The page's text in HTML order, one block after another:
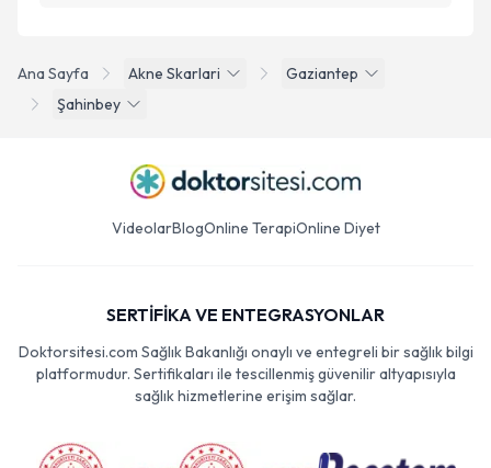
Ana Sayfa Akne Skarlari
Gaziantep
Şahinbey
VideolarBlogOnline TerapiOnline Diyet
SERTİFİKA VE ENTEGRASYONLAR
Doktorsitesi.com Sağlık Bakanlığı onaylı ve entegreli bir sağlık bilgi
platformudur. Sertifikaları ile tescillenmiş güvenilir altyapısıyla
sağlık hizmetlerine erişim sağlar.